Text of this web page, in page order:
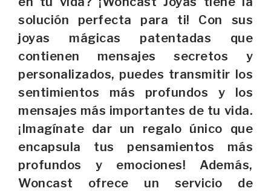
solución perfecta para ti! Con sus
joyas mágicas patentadas que
contienen mensajes secretos y
personalizados, puedes transmitir los
sentimientos más profundos y los
mensajes más importantes de tu vida.
¡Imagínate dar un regalo único que
encapsula tus pensamientos más
profundos y emociones! Además,
Woncast ofrece un servicio de